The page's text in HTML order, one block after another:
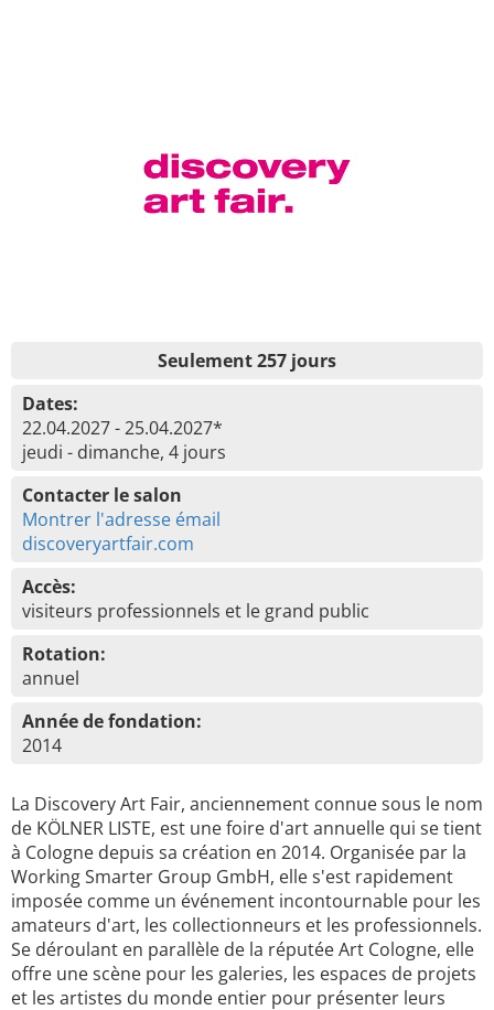
Seulement 257 jours
Dates:
22.04.2027 - 25.04.2027*
jeudi - dimanche, 4 jours
Contacter le salon
Montrer l'adresse émail
discoveryartfair.com
Accès:
visiteurs professionnels et le grand public
Rotation:
annuel
Année de fondation:
2014
La Discovery Art Fair, anciennement connue sous le nom
de KÖLNER LISTE, est une foire d'art annuelle qui se tient
à Cologne depuis sa création en 2014. Organisée par la
Working Smarter Group GmbH, elle s'est rapidement
imposée comme un événement incontournable pour les
amateurs d'art, les collectionneurs et les professionnels.
Se déroulant en parallèle de la réputée Art Cologne, elle
offre une scène pour les galeries, les espaces de projets
et les artistes du monde entier pour présenter leurs